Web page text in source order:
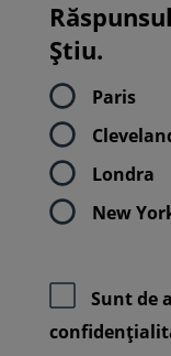
Știu.
Paris
Londra
New
Sunt de